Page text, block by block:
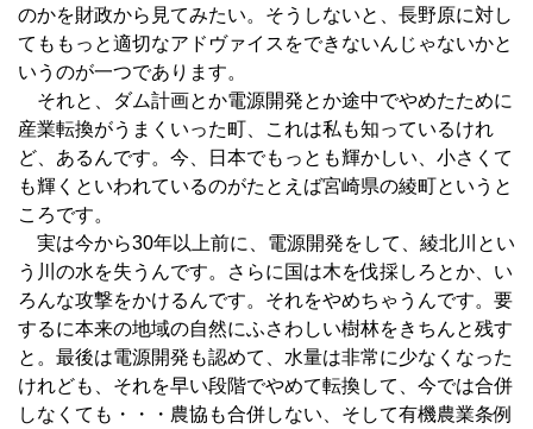
のかを財政から見てみたい。そうしないと、長野原に対し
てももっと適切なアドヴァイスをできないんじゃないかと
いうのが一つであります。
それと、ダム計画とか電源開発とか途中でやめたために
産業転換がうまくいった町、これは私も知っているけれ
ど、あるんです。今、日本でもっとも輝かしい、小さくて
も輝くといわれているのがたとえば宮崎県の綾町というと
ころです。
実は今から30年以上前に、電源開発をして、綾北川とい
う川の水を失うんです。さらに国は木を伐採しろとか、い
ろんな攻撃をかけるんです。それをやめちゃうんです。要
するに本来の地域の自然にふさわしい樹林をきちんと残す
と。最後は電源開発も認めて、水量は非常に少なくなった
けれども、それを早い段階でやめて転換して、今では合併
しなくても・・・農協も合併しない、そして有機農業条例